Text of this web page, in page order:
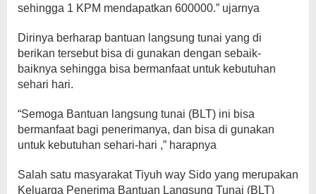
sehingga 1 KPM mendapatkan 600000.” ujarnya
Dirinya berharap bantuan langsung tunai yang di
berikan tersebut bisa di gunakan dengan sebaik-
baiknya sehingga bisa bermanfaat untuk kebutuhan
sehari hari.
“Semoga Bantuan langsung tunai (BLT) ini bisa
bermanfaat bagi penerimanya, dan bisa di gunakan
untuk kebutuhan sehari-hari ,” harapnya
Salah satu masyarakat Tiyuh way Sido yang merupakan
Keluarga Penerima Bantuan Langsung Tunai (BLT)